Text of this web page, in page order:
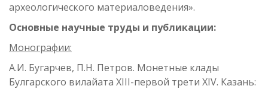
археологического материаловедения».
Основные научные труды и публикации:
Монографии:
А.И. Бугарчев, П.Н. Петров. Монетные клады
Булгарского вилайата XIII-первой трети XIV. Казань: